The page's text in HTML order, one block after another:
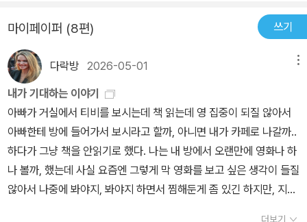
통통한 제 몸 그대로 살겠다는, 여배우로서는 보기드문 결기도 그녀
답다. 그녀의 필모그래피 중 내가 가장 좋아하는 영화는 이런 캐릭터
를 처음으로 선명하게 각인시켜 주었던 <비운의 주드>다. 토마스 하
디의 <이름없는 주드>(민음사)를 읽은 것도그 때문이다. 수년 전 이
영화를 보고 그 서늘한 감동을 잊지 못해 하디의 원작 소설을 꼭 읽어
야겠다고 생각했다. 하디는 <테스>와 몇편의 시 정도를 제외하고는
잘 몰랐는데, 그 뒤로 <캐스터브리지의 읍장>(한마당)과 같은 하디
소설을 사 모으기 시작했다. <비운의 주드>의 원제는 <Jude the o
bscure>다. 번역 판본에 따라서 <비천한 사람 주드>, <이름없는 주
마이페이퍼 (8편) 쓰기
다락방 2026-05-01
내가 기대하는 이야기
아빠가 거실에서 티비를 보시는데 책 읽는데 영 집중이 되질 않아서
아빠한테 방에 들어가서 보시라고 할까, 아니면 내가 카페로 나갈까..
하다가 그냥 책을 안읽기로 했다. 나는 내 방에서 오랜만에 영화나 하
나 볼까, 했는데 사실 요즘엔 그렇게 막 영화를 보고 싶은 생각이 들질
않아서 나중에 봐야지, 봐야지 하면서 찜해둔게 좀 있긴 하지만, 지금
더보기